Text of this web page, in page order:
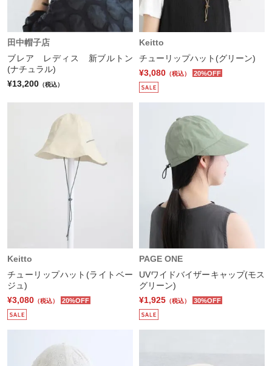
田中帽子店
ブレア レディス 新ブルトン
(ナチュラル)
¥13,200 （税込）
Keitto
チューリップハット(グリーン)
¥3,080 （税込） 20%OFF
Keitto
チューリップハット(ライトベー
ジュ)
¥3,080 （税込） 20%OFF
PAGE ONE
UVワイドバイザーキャップ(モス
グリーン)
¥1,925 （税込） 30%OFF